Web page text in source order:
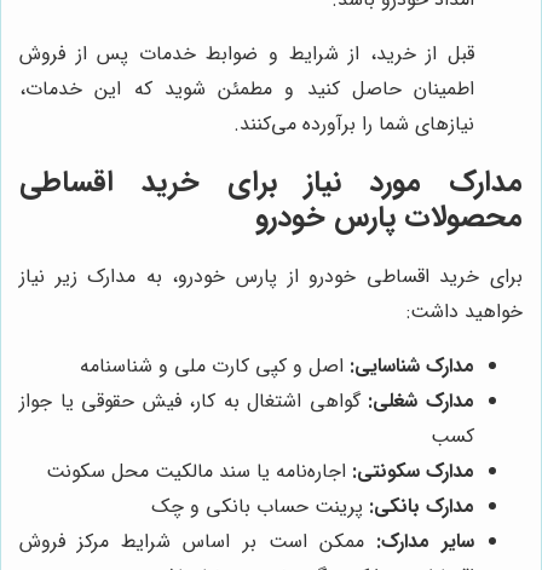
قبل از خرید، از شرایط و ضوابط خدمات پس از فروش
اطمینان حاصل کنید و مطمئن شوید که این خدمات،
نیازهای شما را برآورده می‌کنند.
مدارک مورد نیاز برای خرید اقساطی
محصولات پارس خودرو
برای خرید اقساطی خودرو از پارس خودرو، به مدارک زیر نیاز
خواهید داشت:
مدارک شناسایی: اصل و کپی کارت ملی و شناسنامه
مدارک شغلی: گواهی اشتغال به کار، فیش حقوقی یا جواز
کسب
مدارک سکونتی: اجاره‌نامه یا سند مالکیت محل سکونت
مدارک بانکی: پرینت حساب بانکی و چک
سایر مدارک: ممکن است بر اساس شرایط مرکز فروش